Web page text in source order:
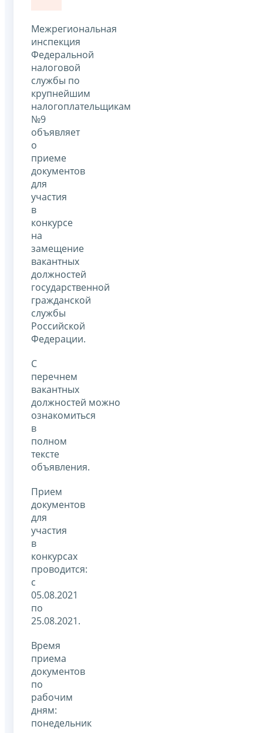
Межрегиональная
инспекция
Федеральной
налоговой
службы по
крупнейшим
налогоплательщикам
№9
объявляет
о
приеме
документов
для
участия
в
конкурсе
на
замещение
вакантных
должностей
государственной
гражданской
службы
Российской
Федерации.
С
перечнем
вакантных
должностей можно
ознакомиться
в
полном
тексте
объявления.
Прием
документов
для
участия
в
конкурсах
проводится:
с
05.08.2021
по
25.08.2021.
Время
приема
документов
по
рабочим
дням:
понедельник